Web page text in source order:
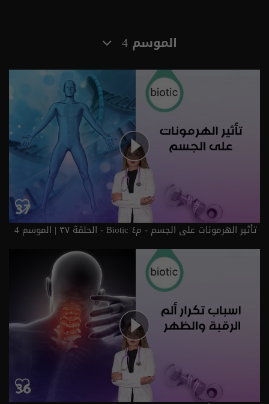
الموسم 4
تأثير الهرمونات على الجسم - م٤ Biotic - الحلقة ٣٧ | الموسم 4